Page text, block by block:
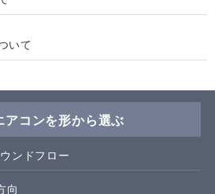
いて
アコンを形から選ぶ
ンドフロー
向